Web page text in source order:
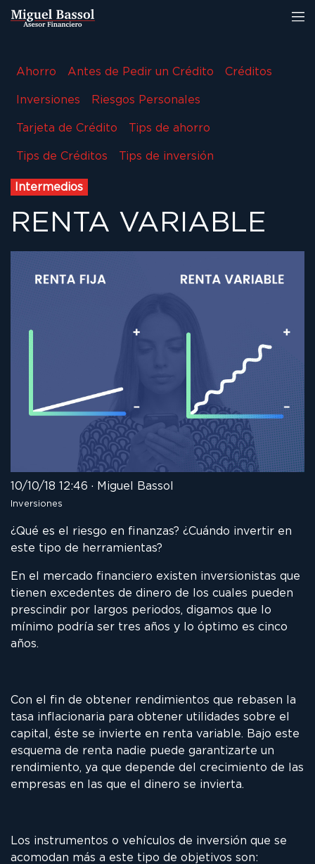
Ahorro Antes de Pedir un Crédito Créditos
Inversiones Riesgos Personales
Tarjeta de Crédito Tips de ahorro
Tips de Créditos Tips de inversión
Intermedios
RENTA VARIABLE
10/10/18 12:46 · Miguel Bassol
Inversiones
¿Qué es el riesgo en finanzas? ¿Cuándo invertir en
este tipo de herramientas?
En el mercado financiero existen inversionistas que
tienen excedentes de dinero de los cuales pueden
prescindir por largos periodos, digamos que lo
mínimo podría ser tres años y lo óptimo es cinco
años.
Con el fin de obtener rendimientos que rebasen la
tasa inflacionaria para obtener utilidades sobre el
capital, éste se invierte en renta variable. Bajo este
esquema de renta nadie puede garantizarte un
rendimiento, ya que depende del crecimiento de las
empresas en las que el dinero se invierta.
Los instrumentos o vehículos de inversión que se
acomodan más a este tipo de objetivos son: